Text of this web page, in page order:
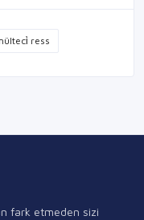
ress
fark etmeden sizi